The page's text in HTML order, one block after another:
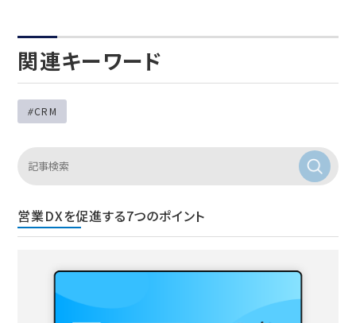
関連キーワード
CRM
営業DXを促進する7つのポイント